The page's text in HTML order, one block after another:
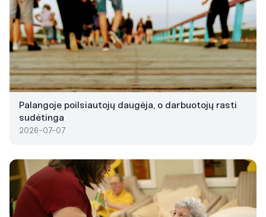
Palangoje poilsiautojų daugėja, o darbuotojų rasti
sudėtinga
2026-07-07